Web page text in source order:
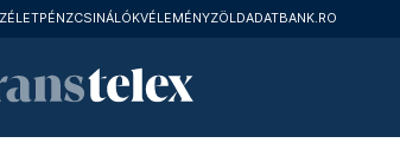
PÉNZCSINÁLÓKVÉLEMÉNYZÖLDADATBANK.RO